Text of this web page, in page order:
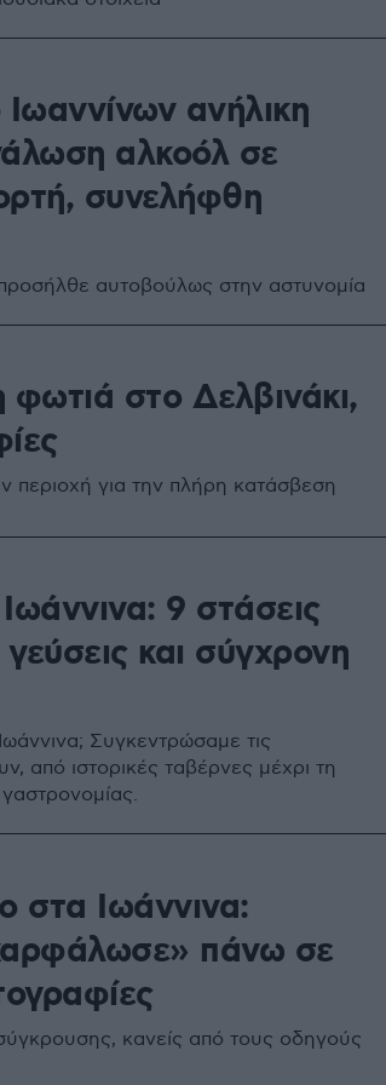
ανήλικη
αλκοόλ σε
συνελήφθη
αυτοβούλως στην αστυνομία
στο Δελβινάκι,
περιοχή για την πλήρη κατάσβεση
9 στάσεις
γεύσεις και σύγχρονη
Συγκεντρώσαμε τις
από ιστορικές ταβέρνες μέχρι τη
στα Ιωάννινα:
πάνω σε
κανείς από τους οδηγούς